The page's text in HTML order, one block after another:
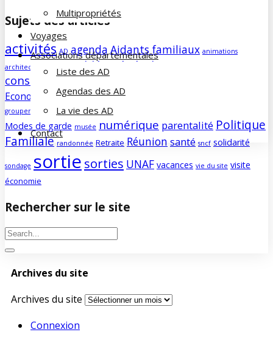
Multipropriétés
Voyages
Associations départementales
Liste des AD
Agendas des AD
La vie des AD
Contact
Sujets des articles
activités AD agenda Aidants familiaux animations
architecture
Assemblée Générale
consommation
Economie/société edito education
groupement d'achats histoire humeur
Modes de garde musée numérique parentalité Politique
Familiale randonnée Retraite Réunion santé sncf solidarité
sondage sortie sorties UNAF vacances vie du site visite
économie
Rechercher sur le site
Archives du site
Archives du site
Connexion